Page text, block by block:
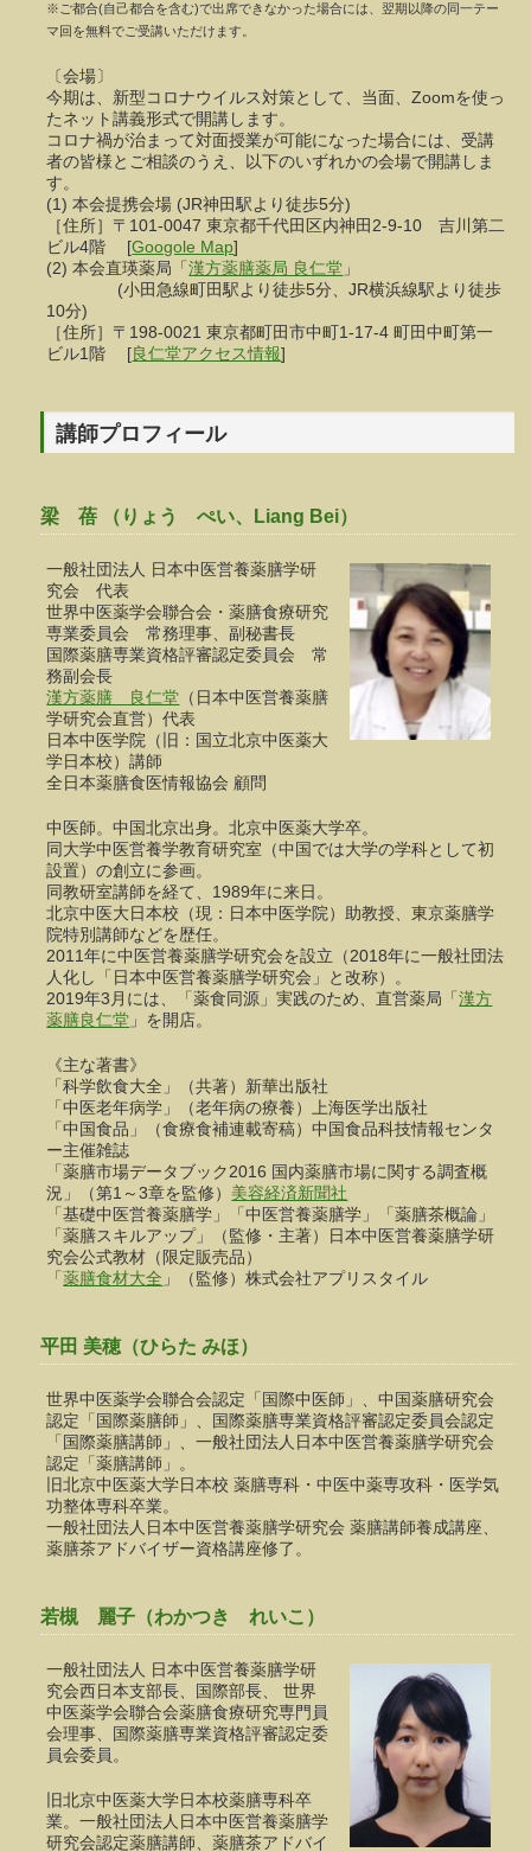
※ご都合(自己都合を含む)で出席できなかった場合には、翌期以降の同一テー
マ回を無料でご受講いただけます。
〔会場〕
今期は、新型コロナウイルス対策として、当面、Zoomを使っ
たネット講義形式で開講します。
コロナ禍が治まって対面授業が可能になった場合には、受講
者の皆様とご相談のうえ、以下のいずれかの会場で開講しま
す。
(1) 本会提携会場 (JR神田駅より徒歩5分)
［住所］〒101-0047 東京都千代田区内神田2-9-10 吉川第二
ビル4階 [Googole Map]
(2) 本会直瑛薬局「漢方薬膳薬局 良仁堂 」
(小田急線町田駅より徒歩5分、JR横浜線駅より徒歩
10分)
［住所］〒198-0021 東京都町田市中町1-17-4 町田中町第一
ビル1階 [良仁堂アクセス情報]
講師プロフィール
梁 蓓 （りょう ぺい、Liang Bei）
一般社団法人 日本中医営養薬膳学研
究会 代表
世界中医薬学会聯合会・薬膳食療研究
専業委員会 常務理事、副秘書長
国際薬膳専業資格評審認定委員会 常
務副会長
漢方薬膳 良仁堂 （日本中医営養薬膳
学研究会直営）代表
日本中医学院（旧：国立北京中医薬大
学日本校）講師
全日本薬膳食医情報協会 顧問
中医師。中国北京出身。北京中医薬大学卒。
同大学中医営養学教育研究室（中国では大学の学科として初
設置）の創立に参画。
同教研室講師を経て、1989年に来日。
北京中医大日本校（現：日本中医学院）助教授、東京薬膳学
院特別講師などを歴任。
2011年に中医営養薬膳学研究会を設立（2018年に一般社団法
人化し「日本中医営養薬膳学研究会」と改称）。
2019年3月には、「薬食同源」実践のため、直営薬局「漢方
薬膳良仁堂 」を開店。
《主な著書》
「科学飲食大全」（共著）新華出版社
「中医老年病学」（老年病の療養）上海医学出版社
「中国食品」（食療食補連載寄稿）中国食品科技情報センタ
ー主催雑誌
「薬膳市場データブック2016 国内薬膳市場に関する調査概
況」（第1～3章を監修） 美容経済新聞社
「基礎中医営養薬膳学」「中医営養薬膳学」「薬膳茶概論」
「薬膳スキルアップ」（監修・主著）日本中医営養薬膳学研
究会公式教材（限定販売品）
「薬膳食材大全 」（監修）株式会社アプリスタイル
平田 美穂（ひらた みほ）
世界中医薬学会聯合会認定「国際中医師」、中国薬膳研究会
認定「国際薬膳師」、国際薬膳専業資格評審認定委員会認定
「国際薬膳講師」、一般社団法人日本中医営養薬膳学研究会
認定「薬膳講師」。
旧北京中医薬大学日本校 薬膳専科・中医中薬専攻科・医学気
功整体専科卒業。
一般社団法人日本中医営養薬膳学研究会 薬膳講師養成講座、
薬膳茶アドバイザー資格講座修了。
若槻 麗子（わかつき れいこ）
一般社団法人 日本中医営養薬膳学研
究会西日本支部長、国際部長、 世界
中医薬学会聯合会薬膳食療研究専門員
会理事、国際薬膳専業資格評審認定委
員会委員。
旧北京中医薬大学日本校薬膳専科卒
業。一般社団法人日本中医営養薬膳学
研究会認定薬膳講師、薬膳茶アドバイ